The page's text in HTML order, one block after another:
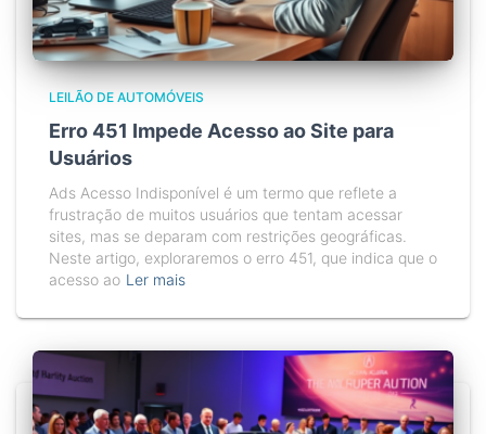
LEILÃO DE AUTOMÓVEIS
Erro 451 Impede Acesso ao Site para
Usuários
Ads Acesso Indisponível é um termo que reflete a
frustração de muitos usuários que tentam acessar
sites, mas se deparam com restrições geográficas.
Neste artigo, exploraremos o erro 451, que indica que o
acesso ao Ler mais